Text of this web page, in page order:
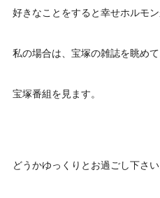
好きなことをすると幸せホルモン
私の場合は、宝塚の雑誌を眺めて
宝塚番組を見ます。
どうかゆっくりとお過ごし下さい